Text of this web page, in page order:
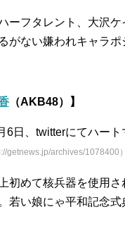
ーフタレント、大沢ケ
がない嫌われキャラポ
（AKB48）】
6日、twitterにてハー
getnews.jp/archives/1078400）
初めて核兵器を使用
若い娘にゃ平和記念